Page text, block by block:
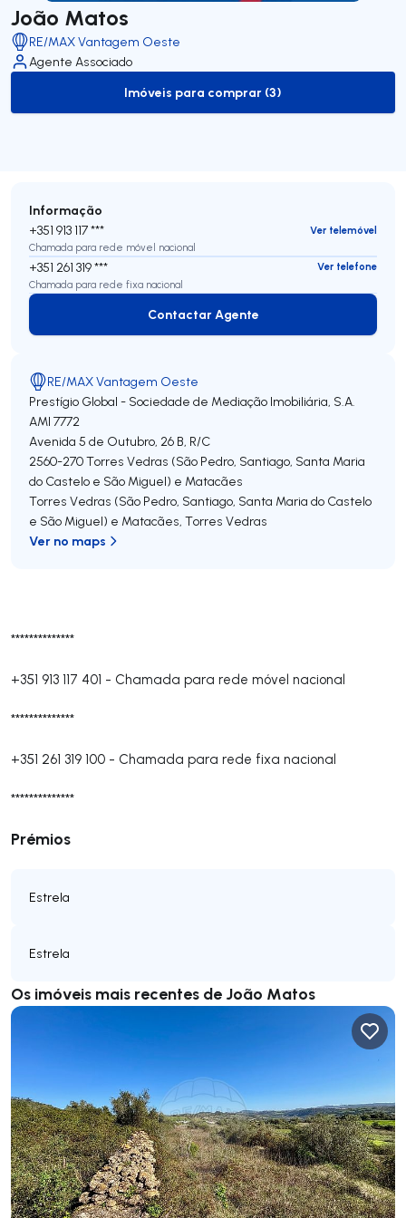
João Matos
RE/MAX Vantagem Oeste
Agente Associado
to-buy-listing
Imóveis para comprar (3)
**************
+351 913 117 401 - Chamada para rede móvel nacional
**************
+351 261 319 100 - Chamada para rede fixa nacional
**************
Prémios
Estrela
Estrela
Os imóveis mais recentes de João Matos
Informação
+351 913 117 ***
Ver telemóvel
Chamada para rede móvel nacional
+351 261 319 ***
Ver telefone
Chamada para rede fixa nacional
Contactar Agente
Contactar Agente
RE/MAX Vantagem Oeste
Prestígio Global - Sociedade de Mediação Imobiliária, S.A.
AMI 7772
Avenida 5 de Outubro, 26 B, R/C
2560-270Torres Vedras (São Pedro, Santiago, Santa Maria
do Castelo e São Miguel) e Matacães
Torres Vedras (São Pedro, Santiago, Santa Maria do Castelo
e São Miguel) e Matacães, Torres Vedras
Ver no maps